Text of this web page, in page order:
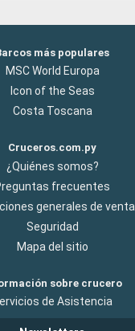
más populares
MSC World Europa
Icon of the Seas
Costa Toscana
Cruceros.com.py
¿Quiénes somos?
frecuentes
generales de venta
Seguridad
Mapa del sitio
sobre crucero
de Asistencia